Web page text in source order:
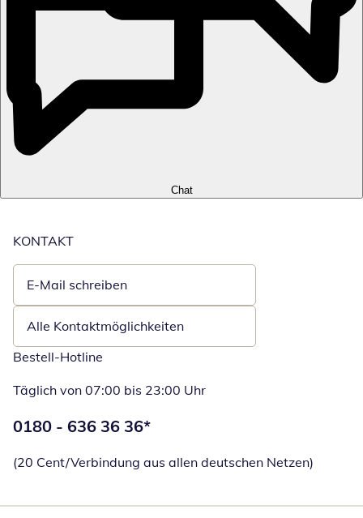
Chat
KONTAKT
E-Mail schreiben
Öffnet E-Mail-Client
Alle Kontaktmöglichkeiten
Bestell-Hotline
Täglich von 07:00 bis 23:00 Uhr
Telefonnummer:
0180 - 636 36 36*
(20 Cent/Verbindung aus allen deutschen Netzen)